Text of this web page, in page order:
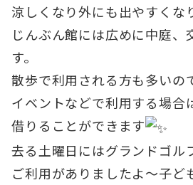
涼しくなり外にも出やすくな
じんぶん館には広めに中庭、
す。
散歩で利用される方も多いの
イベントなどで利用する場合
借りることができます
去る土曜日にはグランドゴル
ご利用がありましたよ～子ど